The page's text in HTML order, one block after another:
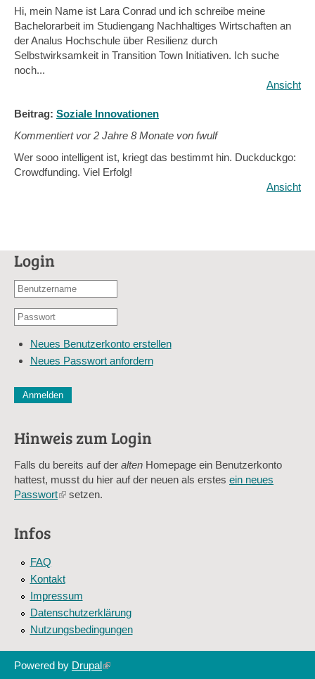
Hi, mein Name ist Lara Conrad und ich schreibe meine
Bachelorarbeit im Studiengang Nachhaltiges Wirtschaften an
der Analus Hochschule über Resilienz durch
Selbstwirksamkeit in Transition Town Initiativen. Ich suche
noch...
Ansicht
Beitrag: Soziale Innovationen
Kommentiert vor2 Jahre 8 Monate von fwulf
Wer sooo intelligent ist, kriegt das bestimmt hin. Duckduckgo:
Crowdfunding. Viel Erfolg!
Ansicht
Login
Benutzername
E-
Adresse
Passwort
Neues Benutzerkonto erstellen
Neues Passwort anfordern
Diese Sicherheitsfrage überprüft, ob Sie ein menschlicher
Sag mir nicht, wie viele Sternlein stehen
Hinweis zum Login
Falls du bereits auf der alten Homepage ein Benutzerkonto
hattest, musst du hier auf der neuen als erstes ein neues
Passwort(linksetzen.
Infos
FAQ
Kontakt
Impressum
Datenschutzerklärung
Nutzungsbedingungen
Powered by Drupal(link